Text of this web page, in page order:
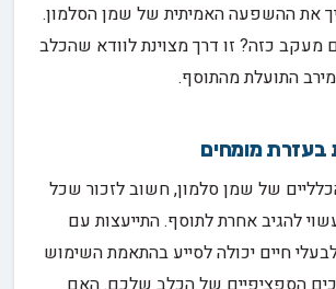
את ההשפעה האמיתית של שמן הסלמון.
כזה? זו דרך מצוינת לוודא שהכלב
התועלת מהתוסף.
מומחים
של שמן סלמון, חשוב לזכור שכל
להגיב אחרת לתוסף. התייעצות עם
לבעלי חיים יכולה לסייע בהתאמת השימוש